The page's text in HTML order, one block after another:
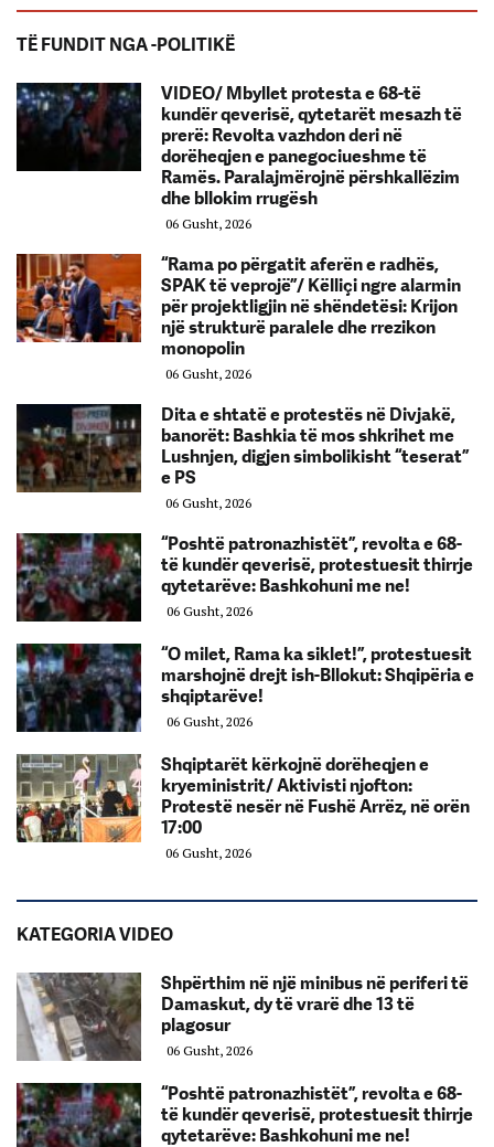
TË FUNDIT NGA -POLITIKË
VIDEO/ Mbyllet protesta e 68-të
kundër qeverisë, qytetarët mesazh të
prerë: Revolta vazhdon deri në
dorëheqjen e panegociueshme të
Ramës. Paralajmërojnë përshkallëzim
dhe bllokim rrugësh
06 Gusht, 2026
“Rama po përgatit aferën e radhës,
SPAK të veprojë”/ Këlliçi ngre alarmin
për projektligjin në shëndetësi: Krijon
një strukturë paralele dhe rrezikon
monopolin
06 Gusht, 2026
Dita e shtatë e protestës në Divjakë,
banorët: Bashkia të mos shkrihet me
Lushnjen, digjen simbolikisht “teserat”
e PS
06 Gusht, 2026
“Poshtë patronazhistët”, revolta e 68-
të kundër qeverisë, protestuesit thirrje
qytetarëve: Bashkohuni me ne!
06 Gusht, 2026
“O milet, Rama ka siklet!”, protestuesit
marshojnë drejt ish-Bllokut: Shqipëria e
shqiptarëve!
06 Gusht, 2026
Shqiptarët kërkojnë dorëheqjen e
kryeministrit/ Aktivisti njofton:
Protestë nesër në Fushë Arrëz, në orën
17:00
06 Gusht, 2026
KATEGORIA VIDEO
Shpërthim në një minibus në periferi të
Damaskut, dy të vrarë dhe 13 të
plagosur
06 Gusht, 2026
“Poshtë patronazhistët”, revolta e 68-
të kundër qeverisë, protestuesit thirrje
qytetarëve: Bashkohuni me ne!